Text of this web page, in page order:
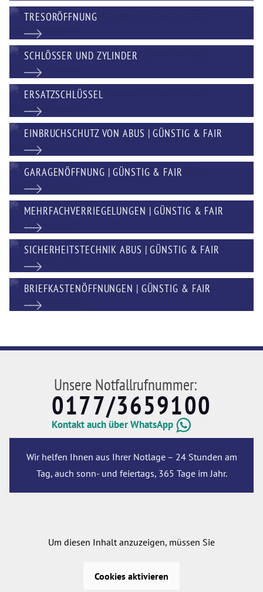
TRESORÖFFNUNG
SCHLÖSSER UND ZYLINDER
ERSATZSCHLÜSSEL
EINBRUCHSCHUTZ VON ABUS | GÜNSTIG & FAIR
GARAGENÖFFNUNG | GÜNSTIG & FAIR
MEHRFACHVERRIEGELUNGEN | GÜNSTIG & FAIR
SICHERHEITSTECHNIK ABUS | GÜNSTIG & FAIR
BRIEFKASTENÖFFNUNGEN | GÜNSTIG & FAIR
Unsere Notfallrufnummer:
0177/3659100
Kontakt auch über WhatsApp
Wir helfen Ihnen aus Ihrer Notlage – 24 Stunden am
Tag, auch sonn- und feiertags, 365 Tage im Jahr.
Um diesen Inhalt anzuzeigen, müssen Sie
Cookies aktivieren